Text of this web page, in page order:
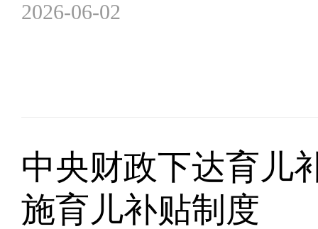
2026-06-02
中央财政下达育儿
施育儿补贴制度